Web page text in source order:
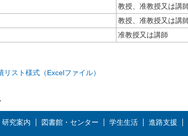
教授、准教授又は講
教授、准教授又は講
准教授又は講師
リスト様式（Excelファイル）
研究案内 図書館・センター 学生生活 進路支援